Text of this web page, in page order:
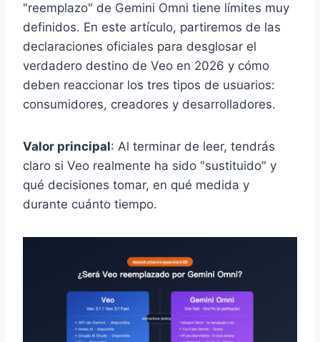
"reemplazo" de Gemini Omni tiene límites muy
definidos. En este artículo, partiremos de las
declaraciones oficiales para desglosar el
verdadero destino de Veo en 2026 y cómo
deben reaccionar los tres tipos de usuarios:
consumidores, creadores y desarrolladores.
Valor principal: Al terminar de leer, tendrás
claro si Veo realmente ha sido "sustituido" y
qué decisiones tomar, en qué medida y
durante cuánto tiempo.